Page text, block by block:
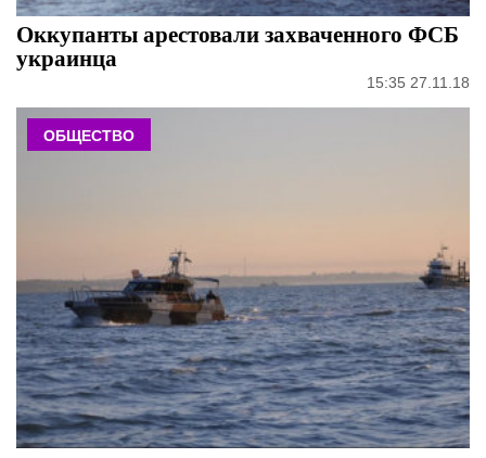
Оккупанты арестовали захваченного ФСБ
украинца
15:35 27.11.18
ОБЩЕСТВО